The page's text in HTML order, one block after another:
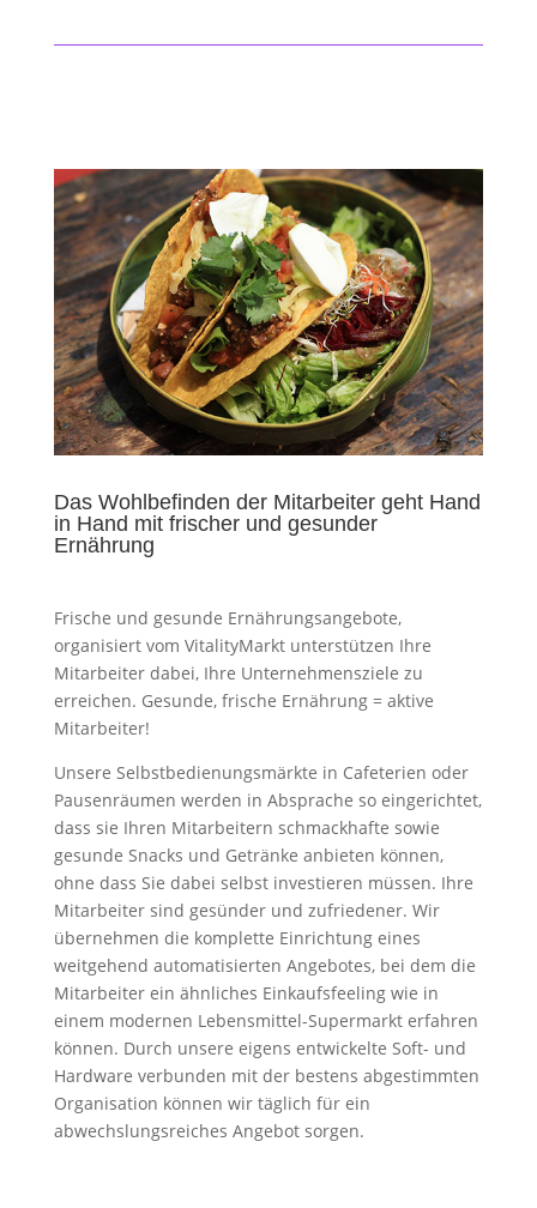
Das Wohlbefinden der Mitarbeiter geht Hand
in Hand mit frischer und gesunder
Ernährung
Frische und gesunde Ernährungsangebote,
organisiert vom VitalityMarkt unterstützen Ihre
Mitarbeiter dabei, Ihre Unternehmensziele zu
erreichen. Gesunde, frische Ernährung = aktive
Mitarbeiter!
Unsere Selbstbedienungsmärkte in Cafeterien oder
Pausenräumen werden in Absprache so eingerichtet,
dass sie Ihren Mitarbeitern schmackhafte sowie
gesunde Snacks und Getränke anbieten können,
ohne dass Sie dabei selbst investieren müssen. Ihre
Mitarbeiter sind gesünder und zufriedener. Wir
übernehmen die komplette Einrichtung eines
weitgehend automatisierten Angebotes, bei dem die
Mitarbeiter ein ähnliches Einkaufsfeeling wie in
einem modernen Lebensmittel-Supermarkt erfahren
können. Durch unsere eigens entwickelte Soft- und
Hardware verbunden mit der bestens abgestimmten
Organisation können wir täglich für ein
abwechslungsreiches Angebot sorgen.